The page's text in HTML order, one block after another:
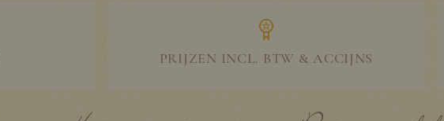
PRIJZEN INCL. BTW & ACCIJNS